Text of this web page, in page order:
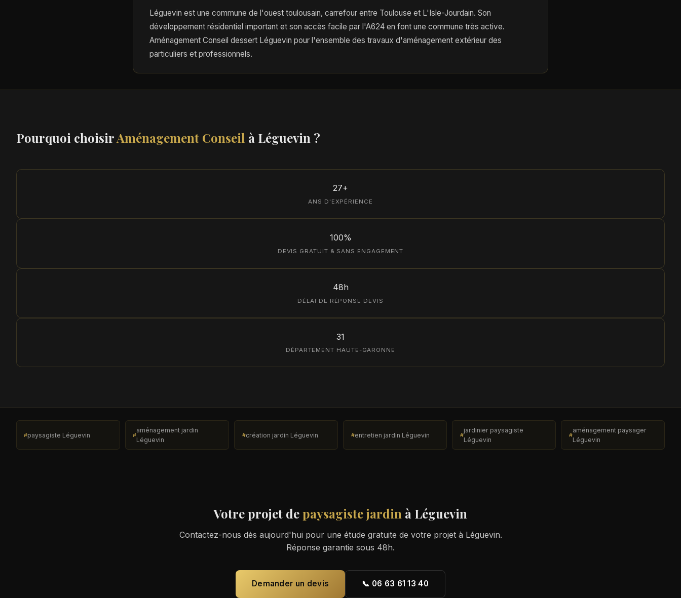
Léguevin est une commune de l'ouest toulousain, carrefour entre Toulouse et L'Isle-Jourdain. Son
développement résidentiel important et son accès facile par l'A624 en font une commune très active.
Aménagement Conseil dessert Léguevin pour l'ensemble des travaux d'aménagement extérieur des
particuliers et professionnels.
Pourquoi choisirAménagement Conseil à Léguevin ?
27+
ANS D'EXPÉRIENCE
100%
DEVIS GRATUIT & SANS ENGAGEMENT
48h
DÉLAI DE RÉPONSE DEVIS
31
DÉPARTEMENT HAUTE-GARONNE
paysagiste Léguevin
aménagement jardin
Léguevin
création jardin Léguevin entretien jardin Léguevin
jardinier paysagiste
Léguevin
aménagement paysager
Léguevin
Votre projet depaysagiste jardin à Léguevin
Contactez-nous dès aujourd'hui pour une étude gratuite de votre projet à Léguevin.
Réponse garantie sous 48h.
Demander un devis 📞 06 63 61 13 40